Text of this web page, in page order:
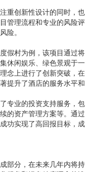
重创新性设计的同时，也
管理流程和专业的风险评
险。
假村为例，该项目通过将
休闲娱乐、绿色景观于一
念上进行了创新突破，在
提升了酒店的服务水平和
专业的投资支持服务，包
的资产管理方案等。通过
功实现了高回报目标，成
部分，在未来几年内将持